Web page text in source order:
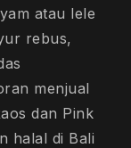
atau lele
rebus,
menjual
dan Pink
halal di Bali